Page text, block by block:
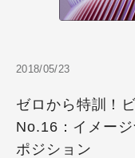
2018/05/23
ゼロから特訓！
No.16：イメー
ポジション